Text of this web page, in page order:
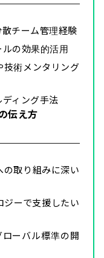
チーム管理経験
の効果的活用
技術メンタリング
ィング手法
伝え方
の取り組みに深い
ジーで支援したい
ローバル標準の開